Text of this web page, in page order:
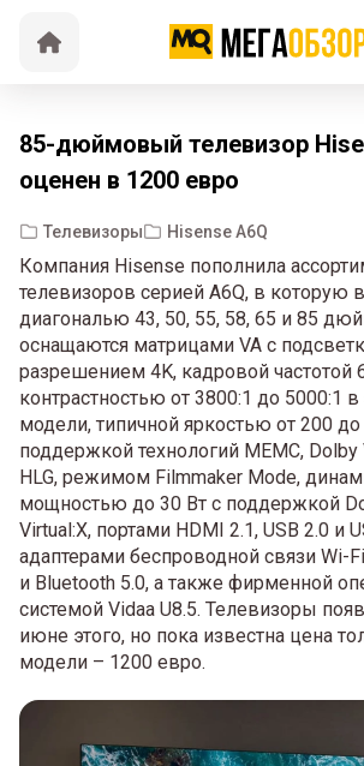
85-дюймовый телевизор
оценен в 1200 евро
Телевизоры Hisense A6Q
Компания Hisense пополнила
телевизоров серией A6Q, в которую
диагональю 43, 50, 55, 58, 65 и 85
оснащаются матрицами VA с
разрешением 4K, кадровой частотой
контрастностью от 3800:1 до 5000:1
модели, типичной яркостью от 200 до
поддержкой технологий MEMC, Dolby
HLG, режимом Filmmaker Mode,
мощностью до 30 Вт с поддержкой
Virtual:X, портами HDMI 2.1, USB 2.0 и
адаптерами беспроводной связи Wi-
и Bluetooth 5.0, а также фирменной
системой Vidaa U8.5. Телевизоры
июне этого, но пока известна цена
модели – 1200 евро.